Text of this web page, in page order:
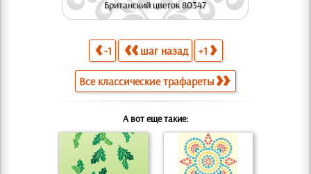
Британский цветок 80347
-1 шаг назад +1
Все классические трафареты
А вот еще такие: